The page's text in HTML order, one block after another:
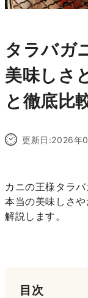
タラバガ
美味しさ
と徹底比
更新日:2026年
カニの王様タラ
本当の美味しさ
解説します。
目次